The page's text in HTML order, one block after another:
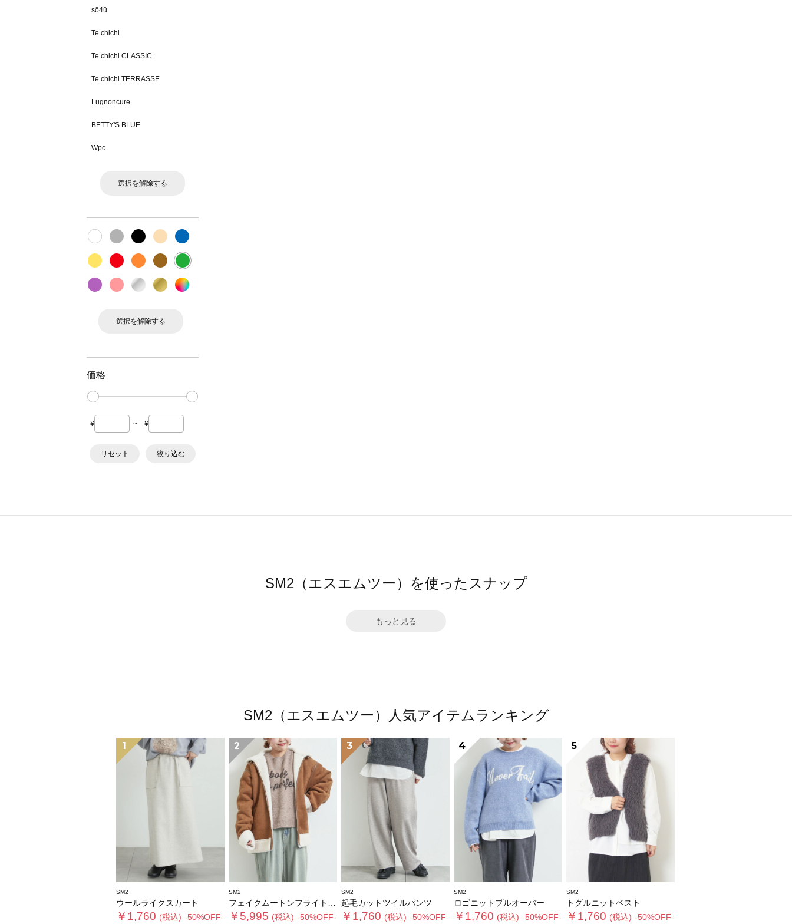
sō4ū
Te chichi
Te chichi CLASSIC
Te chichi TERRASSE
Lugnoncure
BETTY'S BLUE
Wpc.
選択を解除する
選択を解除する
価格
¥ ~ ¥
リセット 絞り込む
SM2（エスエムツー）を使ったスナップ
もっと見る
SM2（エスエムツー）人気アイテムランキング
1
SM2
ウールライクスカート
￥1,760 (税込) -50%OFF-
2
SM2
フェイクムートンフライトジャケット
￥5,995 (税込) -50%OFF-
3
SM2
起毛カットツイルパンツ
￥1,760 (税込) -50%OFF-
4
SM2
ロゴニットプルオーバー
￥1,760 (税込) -50%OFF-
5
SM2
トグルニットベスト
￥1,760 (税込) -50%OFF-